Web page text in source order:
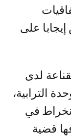
على
لدى
الترابية،
في
قضية